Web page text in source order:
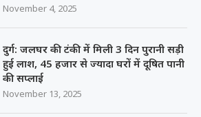
November 4, 2025
दुर्ग: जलघर की टंकी में मिली 3 दिन पुरानी सड़ी
हुई लाश, 45 हजार से ज्यादा घरों में दूषित पानी
की सप्लाई
November 13, 2025